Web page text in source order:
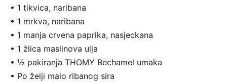
• 1 tikvica, naribana
• 1 mrkva, naribana
• 1 manja crvena paprika, nasjeckana
• 1 žlica maslinova ulja
• ½ pakiranja THOMY Bechamel umaka
• Po želji malo ribanog sira